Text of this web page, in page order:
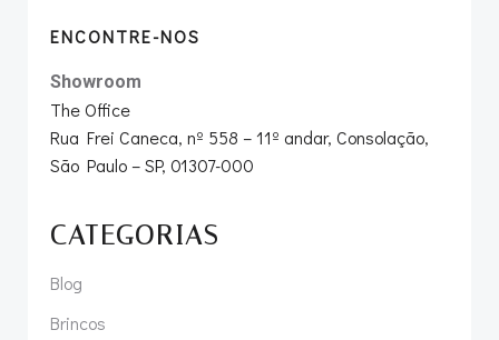
ENCONTRE-NOS
Showroom
The Office
Rua Frei Caneca, nº 558 – 11º andar, Consolação,
São Paulo – SP, 01307-000
CATEGORIAS
Blog
Brincos